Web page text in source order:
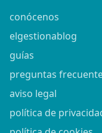
conócenos
elgestionablog
guías
preguntas
aviso legal
política de